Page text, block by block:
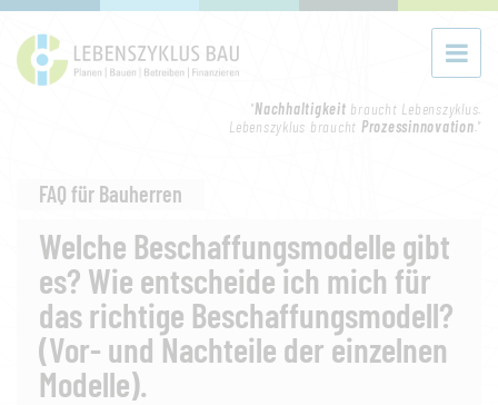
"Nachhaltigkeit braucht Lebenszyklus.
Lebenszyklus braucht Prozessinnovation."
FAQ für Bauherren
Welche Beschaffungsmodelle gibt
es? Wie entscheide ich mich für
das richtige Beschaffungsmodell?
(Vor- und Nachteile der einzelnen
Modelle).